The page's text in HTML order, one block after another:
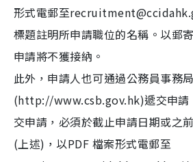
形式電郵至
標題註明所申請職位的名稱。以郵
申請將不獲接納。
此外，申請人也可通過公務員事務
(http://www.csb.gov.hk)遞交申請
交申請，必須於截止申請日期或之
(上述)，以PDF 檔案形式電郵至